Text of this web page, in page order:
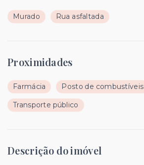
Murado Rua asfaltada
Proximidades
Farmácia Posto de combustíveis
Transporte público
Descrição do imóvel